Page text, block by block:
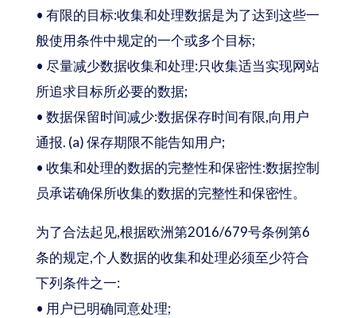
• 有限的目标:收集和处理数据是为了达到这些一
般使用条件中规定的一个或多个目标;
• 尽量减少数据收集和处理:只收集适当实现网站
所追求目标所必要的数据;
• 数据保留时间减少:数据保存时间有限,向用户
通报. (a) 保存期限不能告知用户;
• 收集和处理的数据的完整性和保密性:数据控制
员承诺确保所收集的数据的完整性和保密性。
为了合法起见,根据欧洲第2016/679号条例第6
条的规定,个人数据的收集和处理必须至少符合
下列条件之一:
• 用户已明确同意处理;